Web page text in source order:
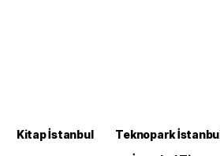
Kitap İstanbul Teknopark İstanbul